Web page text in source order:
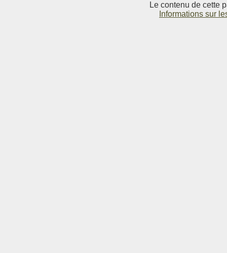
Le contenu de cette
Informations sur